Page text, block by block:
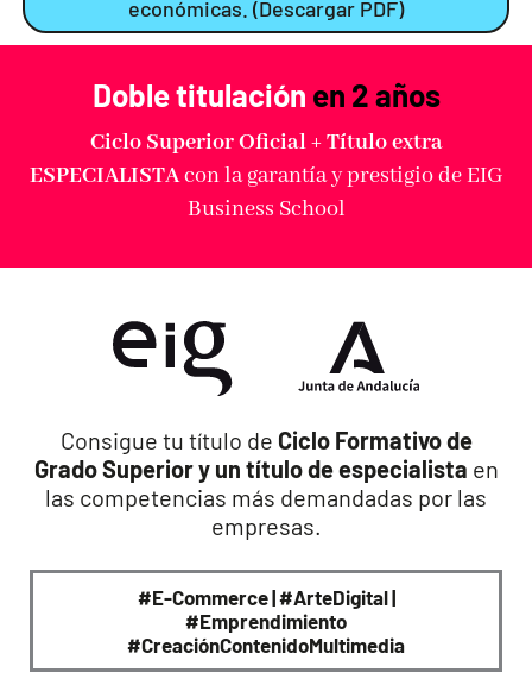
económicas. (Descargar PDF)
Doble titulación en 2 años
Ciclo Superior Oficial + Título extra
ESPECIALISTAcon la garantía y prestigio de EIG
Business School
Consigue tu título de Ciclo Formativo de
Grado Superior y un título de especialista en
las competencias más demandadas por las
empresas.
#E-Commerce | #ArteDigital |
#Emprendimiento
#CreaciónContenidoMultimedia